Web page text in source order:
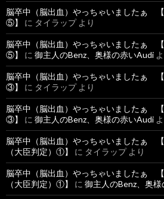
脳卒中（脳出血）やっちゃいましたぁ
⑤】
に タイラップより
脳卒中（脳出血）やっちゃいましたぁ
⑤】
に 御主人のBenz、奥様の赤いAudi
脳卒中（脳出血）やっちゃいましたぁ
③】
に タイラップより
脳卒中（脳出血）やっちゃいましたぁ
③】
に 御主人のBenz、奥様の赤いAudi
脳卒中（脳出血）やっちゃいましたぁ
（大臣判定）①】
に タイラップより
脳卒中（脳出血）やっちゃいましたぁ
（大臣判定）①】
に 御主人のBenz、奥